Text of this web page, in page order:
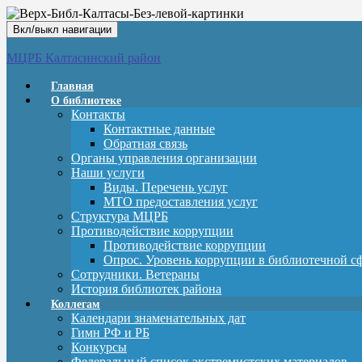
Вкл/выкл навигации
МЦРБ Калтасинский район
Главная
О библиотеке
Контакты
Контактные данные
Обратная связь
Органы управления организации
Наши услуги
Виды. Перечень услуг
МТО предоставления услуг
Структура МЦРБ
Противодействие коррупции
Противодействие коррупции
Опрос. Уровень коррупции в библиотечной
Сотрудники. Ветераны
История библиотек района
Коллегам
Календари знаменательных дат
Гимн РФ и РБ
Конкурсы